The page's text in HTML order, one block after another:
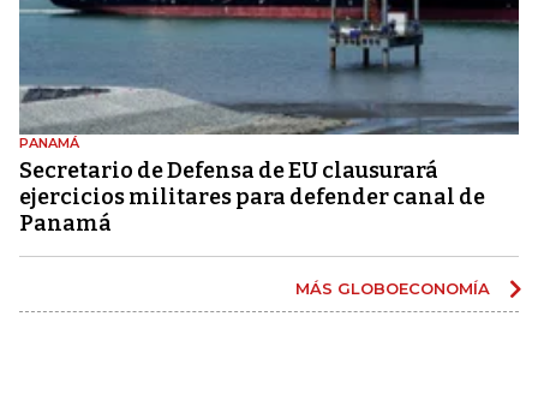
PANAMÁ
Secretario de Defensa de EU clausurará
ejercicios militares para defender canal de
Panamá
MÁS GLOBOECONOMÍA